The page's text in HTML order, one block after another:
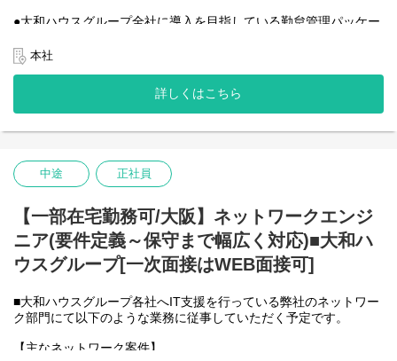
・AIエージェントの運用支援
件に従事してもらう想定です。
＜クライアントは大和ハウスグループ全体＞
出資は大和ハウス本体になりますが、売上好調かつDX推進の優先
度が高いため、投資を惜しむことはありません。
潤沢なリソースのもと、最上流から変革を進めていくことが可能
●大和ハウスグループ全社に導入を目指している勤怠管理パッケー
→導入フェーズ※毎週お客さんとの定例会議、使用する資料の作
成、改善提案データ移行→実装(パラメータ調整等含)から運用保守
●各フェーズでのベンダーとの進捗管理等
●その他の総務・人事系システムの構築・運用保守作業をプロジェ
クトメンバーとして遂行
●業務時間内でのチーム改善活動→プロセス整備、ワークショップ
等
入社後のイメージ(ご経験により多少変更の可能性有)
(入社後～３年程度）
リシテア展開案件、もしくは他の総務・人事系システム構築のメ
(３～５年後)
プロジェクトリーダーの立場で案件を複数経験していただいてい
(５年後～)
本社
詳しくはこちら
中途 正社員
【一部在宅勤務可/大阪】ネットワークエンジ
ニア(要件定義～保守まで幅広く対応)■大和ハ
ウスグループ[一次面接はWEB面接可]
■大和ハウスグループ各社へIT支援を行っている弊社のネットワー
ク部門にて以下のような業務に従事していただく予定です。
【主なネットワーク案件】